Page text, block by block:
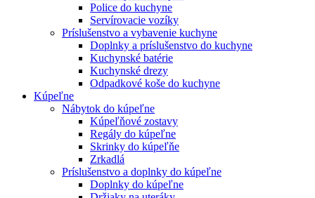
Police do kuchyne
Servírovacie vozíky
Príslušenstvo a vybavenie kuchyne
Doplnky a príslušenstvo do kuchyne
Kuchynské batérie
Kuchynské drezy
Odpadkové koše do kuchyne
Kúpeľne
Nábytok do kúpeľne
Kúpeľňové zostavy
Regály do kúpeľne
Skrinky do kúpeľňe
Zrkadlá
Príslušenstvo a doplnky do kúpeľne
Doplnky do kúpeľne